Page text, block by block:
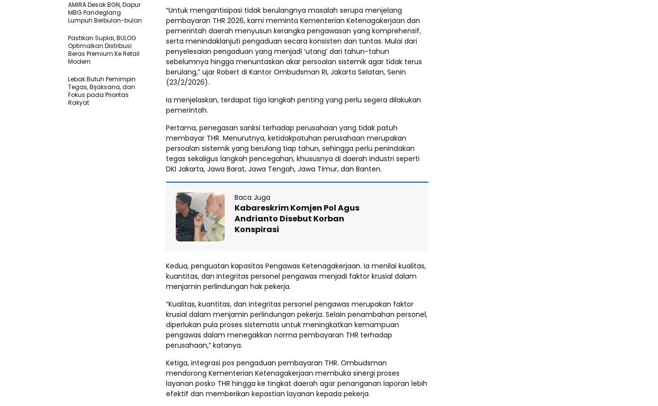
“Untuk mengantisipasi tidak berulangnya masalah serupa menjelang
pembayaran THR 2026, kami meminta Kementerian Ketenagakerjaan dan
pemerintah daerah menyusun kerangka pengawasan yang komprehensif,
serta menindaklanjuti pengaduan secara konsisten dan tuntas. Mulai dari
penyelesaian pengaduan yang menjadi ‘utang’ dari tahun-tahun
sebelumnya hingga menuntaskan akar persoalan sistemik agar tidak terus
berulang,” ujar Robert di Kantor Ombudsman RI, Jakarta Selatan, Senin
(23/2/2026).
Ia menjelaskan, terdapat tiga langkah penting yang perlu segera dilakukan
pemerintah.
Pertama, penegasan sanksi terhadap perusahaan yang tidak patuh
membayar THR. Menurutnya, ketidakpatuhan perusahaan merupakan
persoalan sistemik yang berulang tiap tahun, sehingga perlu penindakan
tegas sekaligus langkah pencegahan, khususnya di daerah industri seperti
DKI Jakarta, Jawa Barat, Jawa Tengah, Jawa Timur, dan Banten.
Baca Juga
Kabareskrim Komjen Pol Agus
Andrianto Disebut Korban
Konspirasi
Kedua, penguatan kapasitas Pengawas Ketenagakerjaan. Ia menilai kualitas,
kuantitas, dan integritas personel pengawas menjadi faktor krusial dalam
menjamin perlindungan hak pekerja.
“Kualitas, kuantitas, dan integritas personel pengawas merupakan faktor
krusial dalam menjamin perlindungan pekerja. Selain penambahan personel,
diperlukan pula proses sistematis untuk meningkatkan kemampuan
pengawas dalam menegakkan norma pembayaran THR terhadap
perusahaan,” katanya.
Ketiga, integrasi pos pengaduan pembayaran THR. Ombudsman
mendorong Kementerian Ketenagakerjaan membuka sinergi proses
layanan posko THR hingga ke tingkat daerah agar penanganan laporan lebih
efektif dan memberikan kepastian layanan kepada pekerja.
AMIRA Desak BGN, Dapur
MBG Pandeglang
Lumpuh Berbulan-bulan
Pastikan SupIai, BULOG
Optimalkan Distribusi
Beras Premium Ke Retail
Modern
Lebak Butuh Pemimpin
Tegas, Bijaksana, dan
Fokus pada Prioritas
Rakyat